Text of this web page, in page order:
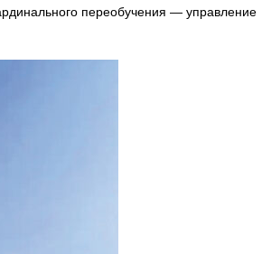
переобучения — управление